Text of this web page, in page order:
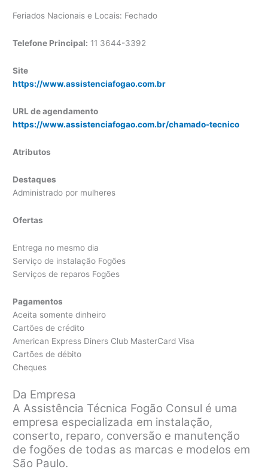
Feriados Nacionais e Locais: Fechado
Telefone Principal: 11 3644-3392
Site
https://www.assistenciafogao.com.br
URL de agendamento
https://www.assistenciafogao.com.br/chamado-tecnico
Atributos
Destaques
Administrado por mulheres
Ofertas
Entrega no mesmo dia
Serviço de instalação Fogões
Serviços de reparos Fogões
Pagamentos
Aceita somente dinheiro
Cartões de crédito
American Express Diners Club MasterCard Visa
Cartões de débito
Cheques
Da Empresa
A Assistência Técnica Fogão Consul é uma
empresa especializada em instalação,
conserto, reparo, conversão e manutenção
de fogões de todas as marcas e modelos em
São Paulo.